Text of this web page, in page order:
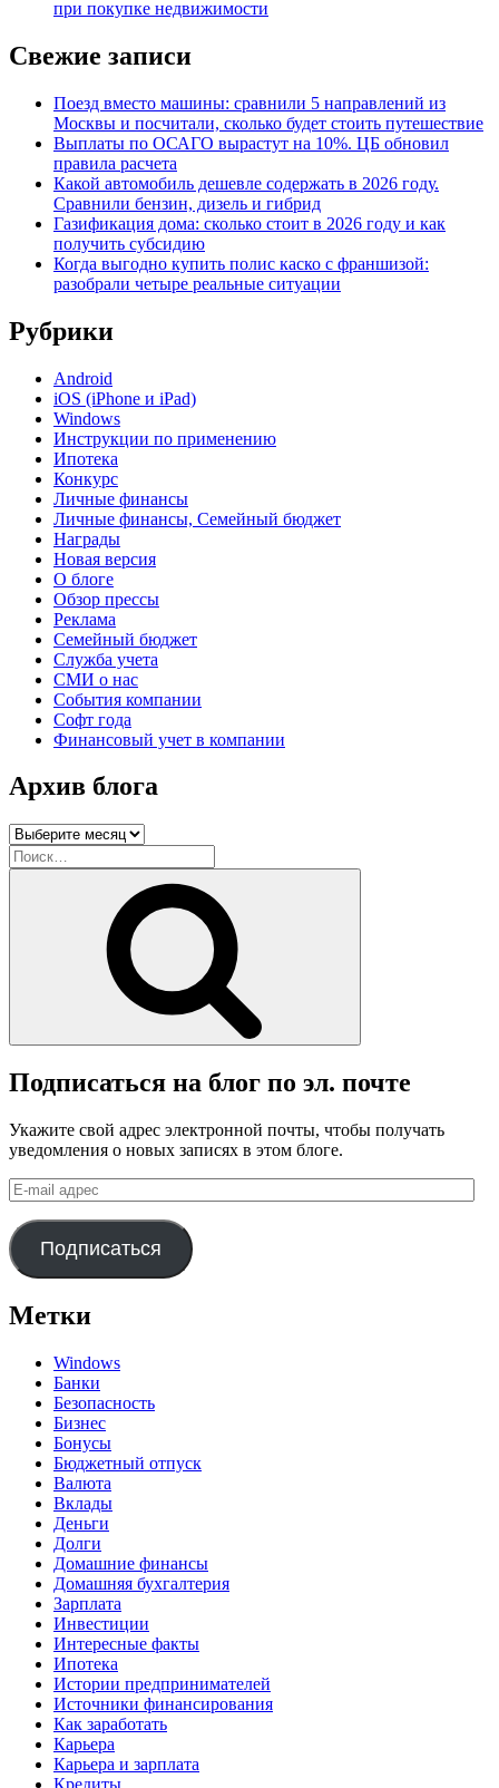
при покупке недвижимости
Свежие записи
Поезд вместо машины: сравнили 5 направлений из
Москвы и посчитали, сколько будет стоить путешествие
Выплаты по ОСАГО вырастут на 10%. ЦБ обновил
правила расчета
Какой автомобиль дешевле содержать в 2026 году.
Сравнили бензин, дизель и гибрид
Газификация дома: сколько стоит в 2026 году и как
получить субсидию
Когда выгодно купить полис каско с франшизой:
разобрали четыре реальные ситуации
Рубрики
Android
iOS (iPhone и iPad)
Windows
Инструкции по применению
Ипотека
Конкурс
Личные финансы
Личные финансы, Семейный бюджет
Награды
Новая версия
О блоге
Обзор прессы
Реклама
Семейный бюджет
Служба учета
СМИ о нас
События компании
Софт года
Финансовый учет в компании
Архив блога
Архив
блога
Искать:
Подписаться на блог по эл. почте
Укажите свой адрес электронной почты, чтобы получать
уведомления о новых записях в этом блоге.
E-
mail
адрес
Подписаться
Метки
Windows
Банки
Безопасность
Бизнес
Бонусы
Бюджетный отпуск
Валюта
Вклады
Деньги
Долги
Домашние финансы
Домашняя бухгалтерия
Зарплата
Инвестиции
Интересные факты
Ипотека
Истории предпринимателей
Источники финансирования
Как заработать
Карьера
Карьера и зарплата
Кредиты